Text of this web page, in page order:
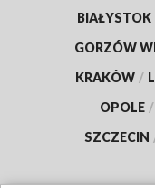
BIAŁYSTOK
GORZÓW
KRAKÓW /
OPOLE /
SZCZECIN